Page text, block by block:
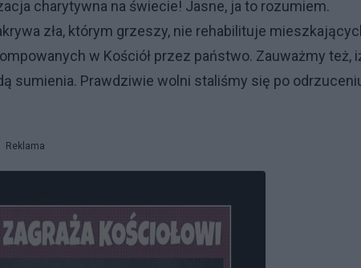
charytywna na świecie! Jasne, ja to rozumiem.
zła, którym grzeszy, nie rehabilituje
w Kościół przez państwo. Zauważmy też,
sumienia. Prawdziwie wolni staliśmy się po
Reklama